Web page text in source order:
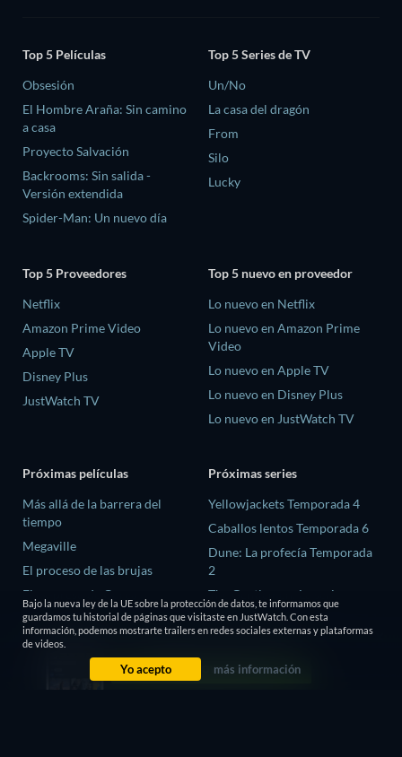
Top 5 Películas
Obsesión
El Hombre Araña: Sin camino
a casa
Proyecto Salvación
Backrooms: Sin salida -
Versión extendida
Spider-Man: Un nuevo día
Top 5 Series de TV
Un/No
La casa del dragón
From
Silo
Lucky
Top 5 Proveedores
Netflix
Amazon Prime Video
Apple TV
Disney Plus
JustWatch TV
Top 5 nuevo en proveedor
Lo nuevo en Netflix
Lo nuevo en Amazon Prime
Video
Lo nuevo en Apple TV
Lo nuevo en Disney Plus
Lo nuevo en JustWatch TV
Próximas películas
Más allá de la barrera del
tiempo
Megaville
El proceso de las brujas
El ex-preso de Corea
The Trace We Leave Behind
Próximas series
Yellowjackets Temporada 4
Caballos lentos Temporada 6
Dune: La profecía Temporada
2
The Gentlemen: La serie
Temporada 2
El amor es ciego: Reino Unido
Bajo la nueva ley de la UE sobre la protección de datos, te informamos que
guardamos tu historial de páginas que visitaste en JustWatch. Con esta
información, podemos mostrarte trailers en redes sociales externas y plataformas
de videos.
Yo acepto más información